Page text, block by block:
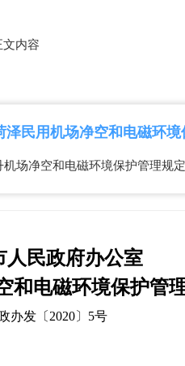
文内容
场净空和电磁环境保护管理规
人民政府办公室
和电磁环境保护管
办发〔2020〕5号